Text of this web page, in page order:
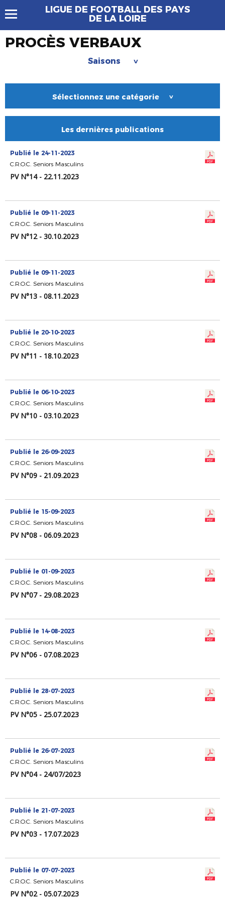
LIGUE DE FOOTBALL DES PAYS
DE LA LOIRE
PROCÈS VERBAUX
Saisons >
Sélectionnez une catégorie >
Les dernières publications
Publié le 24-11-2023
C.R.O.C. Seniors Masculins
PV N°14 - 22.11.2023
Publié le 09-11-2023
C.R.O.C. Seniors Masculins
PV N°12 - 30.10.2023
Publié le 09-11-2023
C.R.O.C. Seniors Masculins
PV N°13 - 08.11.2023
Publié le 20-10-2023
C.R.O.C. Seniors Masculins
PV N°11 - 18.10.2023
Publié le 06-10-2023
C.R.O.C. Seniors Masculins
PV N°10 - 03.10.2023
Publié le 26-09-2023
C.R.O.C. Seniors Masculins
PV N°09 - 21.09.2023
Publié le 15-09-2023
C.R.O.C. Seniors Masculins
PV N°08 - 06.09.2023
Publié le 01-09-2023
C.R.O.C. Seniors Masculins
PV N°07 - 29.08.2023
Publié le 14-08-2023
C.R.O.C. Seniors Masculins
PV N°06 - 07.08.2023
Publié le 28-07-2023
C.R.O.C. Seniors Masculins
PV N°05 - 25.07.2023
Publié le 26-07-2023
C.R.O.C. Seniors Masculins
PV N°04 - 24/07/2023
Publié le 21-07-2023
C.R.O.C. Seniors Masculins
PV N°03 - 17.07.2023
Publié le 07-07-2023
C.R.O.C. Seniors Masculins
PV N°02 - 05.07.2023